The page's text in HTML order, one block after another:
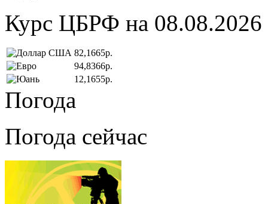
Курс ЦБРФ на 08.08.2026
82,1665р.
94,8366р.
12,1655р.
Погода
Погода сейчас